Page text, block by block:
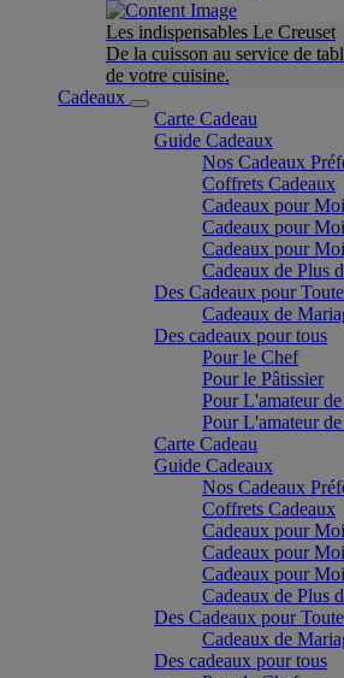
Les indispensables Le Creuset
De la cuisson au service de
de votre cuisine.
Cadeaux
Carte Cadeau
Guide Cadeaux
Nos Cadeaux
Coffrets Cadeaux
Cadeaux pour
Cadeaux pour
Cadeaux pour
Cadeaux de Plus
Des Cadeaux pour
Cadeaux de
Des cadeaux pour tous
Pour le Chef
Pour le Pâtissier
Pour L'amateur
Pour L'amateur
Carte Cadeau
Guide Cadeaux
Nos Cadeaux
Coffrets Cadeaux
Cadeaux pour
Cadeaux pour
Cadeaux pour
Cadeaux de Plus
Des Cadeaux pour
Cadeaux de
Des cadeaux pour tous